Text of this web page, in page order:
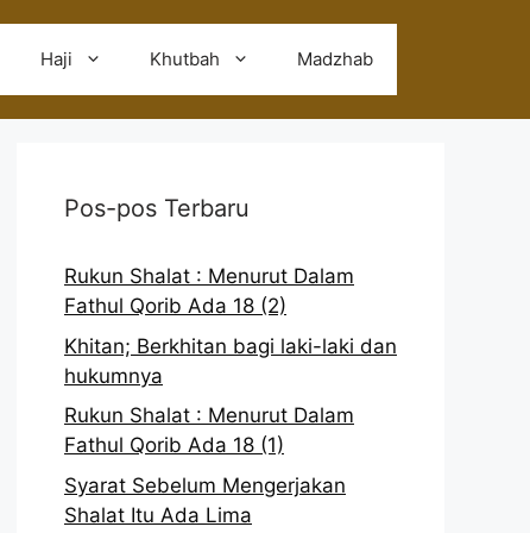
Haji Khutbah Madzhab
Pos-pos Terbaru
Rukun Shalat : Menurut Dalam
Fathul Qorib Ada 18 (2)
Khitan; Berkhitan bagi laki-laki dan
hukumnya
Rukun Shalat : Menurut Dalam
Fathul Qorib Ada 18 (1)
Syarat Sebelum Mengerjakan
Shalat Itu Ada Lima